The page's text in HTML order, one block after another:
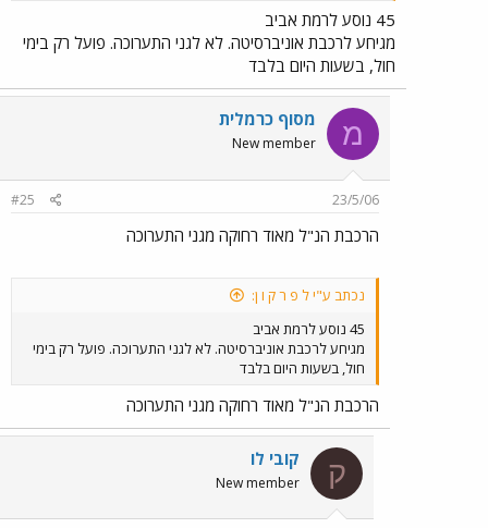
45 נוסע לרמת אביב
מגיחע לרכבת אוניברסיטה. לא לגני התערוכה. פועל רק בימי
חול, בשעות היום בלבד
מ מסוף כרמלית
New member
23/5/06
#25
הרכבת הנ"ל מאוד רחוקה מגני התערוכה
נכתב ע"י ל פ ר ק ו ן:
45 נוסע לרמת אביב
מגיחע לרכבת אוניברסיטה. לא לגני התערוכה. פועל רק בימי
חול, בשעות היום בלבד
הרכבת הנ"ל מאוד רחוקה מגני התערוכה
ק קובי לו
New member